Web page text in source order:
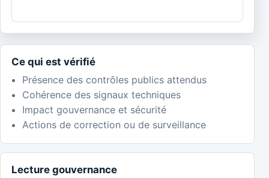
Ce qui est vérifié
Présence des contrôles publics attendus
Cohérence des signaux techniques
Impact gouvernance et sécurité
Actions de correction ou de surveillance
Lecture gouvernance